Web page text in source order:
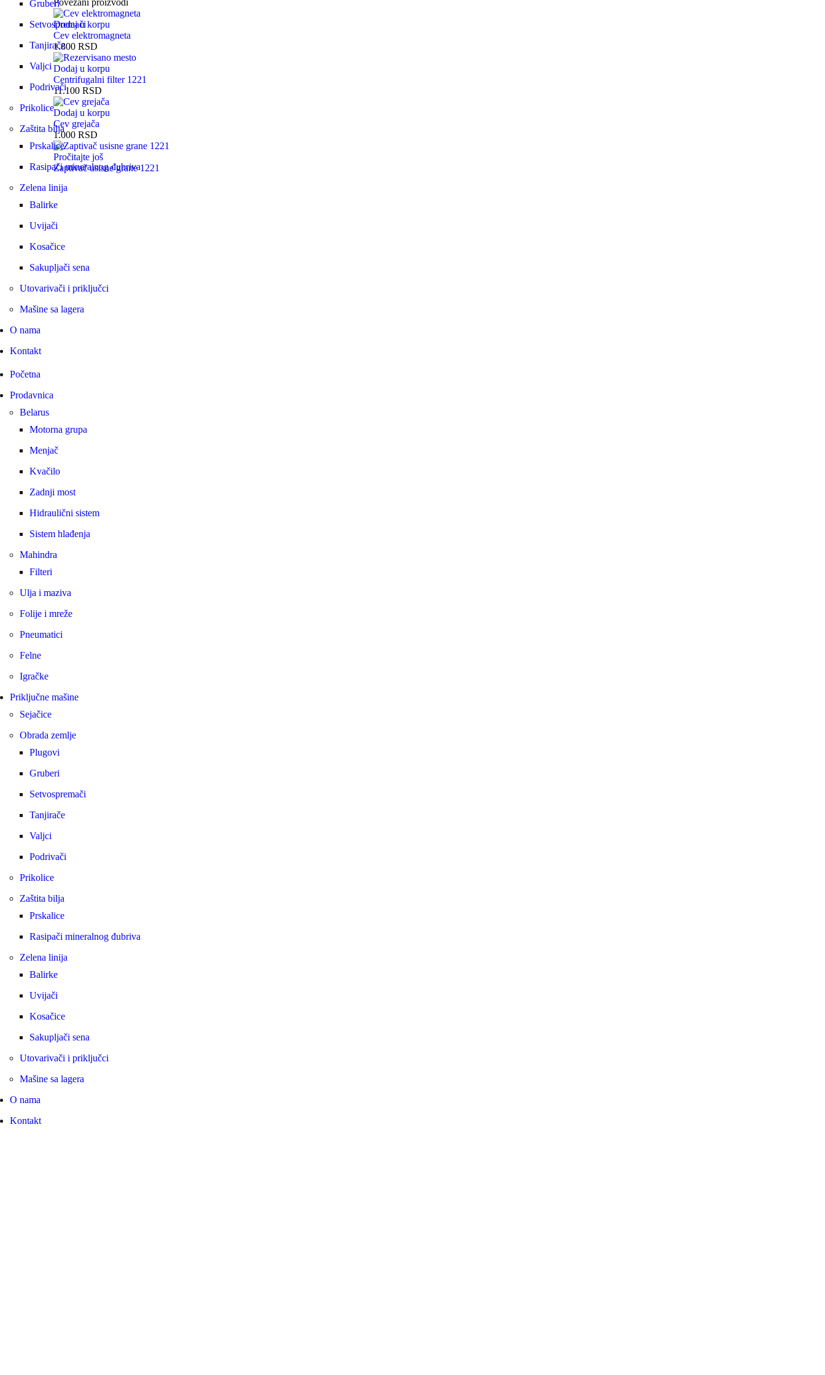
Gruberi
Setvospremači
Tanjirače
Valjci
Podrivači
Prikolice
Zaštita bilja
Prskalice
Rasipači mineralnog đubriva
Zelena linija
Balirke
Uvijači
Kosačice
Sakupljači sena
Utovarivači i priključci
Mašine sa lagera
O nama
Kontakt
Početna
Prodavnica
Belarus
Motorna grupa
Menjač
Kvačilo
Zadnji most
Hidraulični sistem
Sistem hlađenja
Mahindra
Filteri
Ulja i maziva
Folije i mreže
Pneumatici
Felne
Igračke
Priključne mašine
Sejačice
Obrada zemlje
Plugovi
Gruberi
Setvospremači
Tanjirače
Valjci
Podrivači
Prikolice
Zaštita bilja
Prskalice
Rasipači mineralnog đubriva
Zelena linija
Balirke
Uvijači
Kosačice
Sakupljači sena
Utovarivači i priključci
Mašine sa lagera
O nama
Kontakt
Dodaj u korpu
Cev elektromagneta
1.800 RSD
Dodaj u korpu
Centrifugalni filter 1221
11.100 RSD
Dodaj u korpu
Cev grejača
1.000 RSD
Pročitajte još
Zaptivač usisne grane 1221